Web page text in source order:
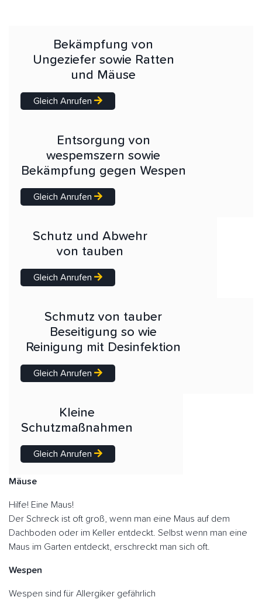
Bekämpfung von
Ungeziefer sowie Ratten
und Mäuse
Gleich Anrufen
Entsorgung von
wespemszern sowie
Bekämpfung gegen Wespen
Gleich Anrufen
Schutz und Abwehr
von tauben
Gleich Anrufen
Schmutz von tauber
Beseitigung so wie
Reinigung mit Desinfektion
Gleich Anrufen
Kleine
Schutzmaßnahmen
Gleich Anrufen
Mäuse
Hilfe! Eine Maus!
Der Schreck ist oft groß, wenn man eine Maus auf dem
Dachboden oder im Keller entdeckt. Selbst wenn man eine
Maus im Garten entdeckt, erschreckt man sich oft.
Wespen
Wespen sind für Allergiker gefährlich